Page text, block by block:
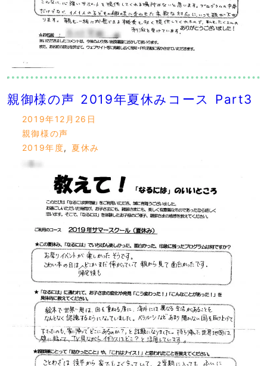
親御様の声 2019年夏休みコース Part3
2019年12月26日
親御様の声
2019年度, 夏休み